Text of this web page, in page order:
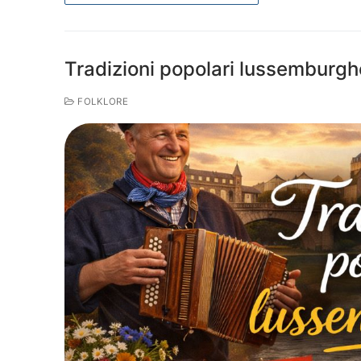
Tradizioni popolari
FOLKLORE